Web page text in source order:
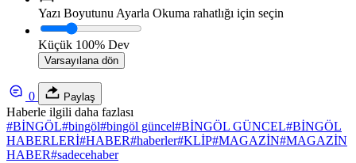
Yazı Boyutunu Ayarla Okuma rahatlığı için seçin
Küçük 100% Dev
Varsayılana dön
0 Paylaş
Haberle ilgili daha fazlası
#BİNGÖL#bingöl#bingöl güncel#BİNGÖL GÜNCEL#BİNGÖL
HABERLERİ#HABER#haberler#KLİP#MAGAZİN#MAGAZİN
HABER#sadecehaber